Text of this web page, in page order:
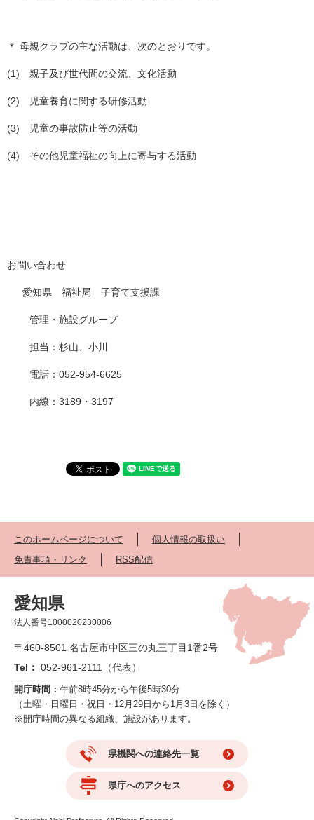
＊ 母親クラブの主な活動は、次のとおりです。
(1) 親子及び世代間の交流、文化活動
(2) 児童養育に関する研修活動
(3) 児童の事故防止等の活動
(4) その他児童福祉の向上に寄与する活動
お問い合わせ
愛知県 福祉局 子育て支援課
管理・施設グループ
担当：杉山、小川
電話：052-954-6625
内線：3189・3197
このホームページについて
個人情報の取扱い
免責事項・リンク
RSS配信
愛知県
法人番号1000020230006
〒460-8501 名古屋市中区三の丸三丁目1番2号
Tel： 052-961-2111（代表）
開庁時間： 午前8時45分から午後5時30分
（土曜・日曜日・祝日・12月29日から1月3日を除く）
※開庁時間の異なる組織、施設があります。
県機関への連絡先一覧
県庁へのアクセス